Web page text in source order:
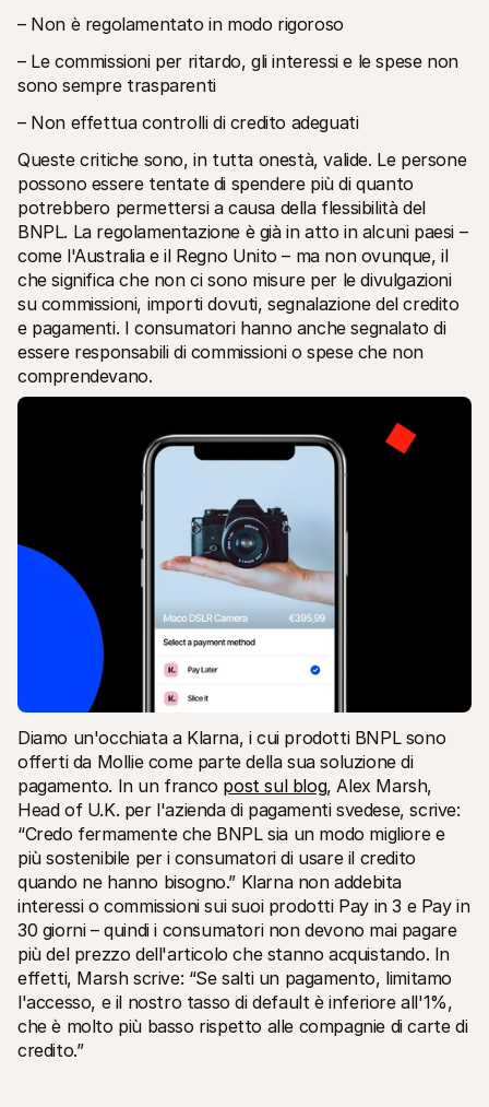
– Non è regolamentato in modo rigoroso
– Le commissioni per ritardo, gli interessi e le spese non
sono sempre trasparenti
– Non effettua controlli di credito adeguati
Queste critiche sono, in tutta onestà, valide. Le persone
possono essere tentate di spendere più di quanto
potrebbero permettersi a causa della flessibilità del
BNPL. La regolamentazione è già in atto in alcuni paesi –
come l'Australia e il Regno Unito – ma non ovunque, il
che significa che non ci sono misure per le divulgazioni
su commissioni, importi dovuti, segnalazione del credito
e pagamenti. I consumatori hanno anche segnalato di
essere responsabili di commissioni o spese che non
comprendevano.
Diamo un'occhiata a Klarna, i cui prodotti BNPL sono
offerti da Mollie come parte della sua soluzione di
pagamento. In un franco post sul blog, Alex Marsh,
Head of U.K. per l'azienda di pagamenti svedese, scrive:
“Credo fermamente che BNPL sia un modo migliore e
più sostenibile per i consumatori di usare il credito
quando ne hanno bisogno.” Klarna non addebita
interessi o commissioni sui suoi prodotti Pay in 3 e Pay in
30 giorni – quindi i consumatori non devono mai pagare
più del prezzo dell'articolo che stanno acquistando. In
effetti, Marsh scrive: “Se salti un pagamento, limitamo
l'accesso, e il nostro tasso di default è inferiore all'1%,
che è molto più basso rispetto alle compagnie di carte di
credito.”